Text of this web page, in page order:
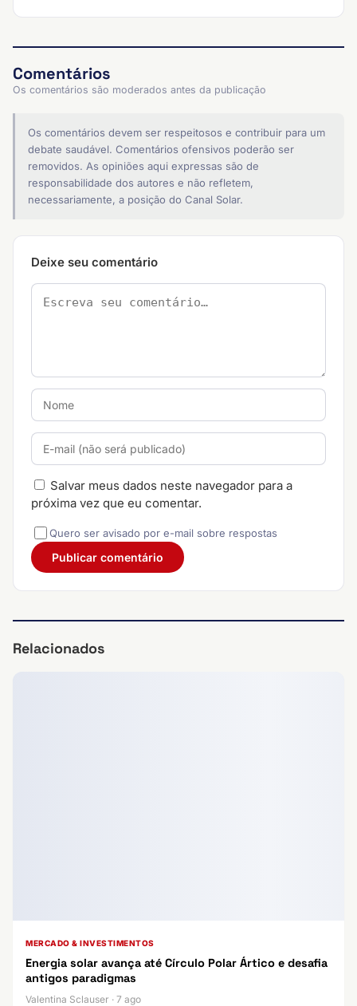
Comentários
Os comentários são moderados antes da publicação
Os comentários devem ser respeitosos e contribuir para um
debate saudável. Comentários ofensivos poderão ser
removidos. As opiniões aqui expressas são de
responsabilidade dos autores e não refletem,
necessariamente, a posição do Canal Solar.
Deixe seu comentário
Salvar meus dados neste navegador para a
próxima vez que eu comentar.
Quero ser avisado por e-mail sobre respostas
Relacionados
MERCADO & INVESTIMENTOS
Energia solar avança até Círculo Polar Ártico e desafia
antigos paradigmas
Valentina Sclauser · 7 ago